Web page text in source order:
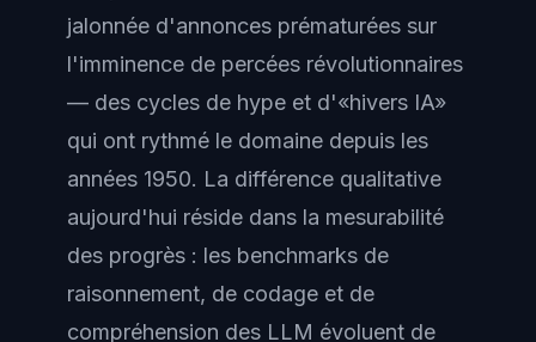
jalonnée d'annonces prématurées sur
l'imminence de percées révolutionnaires
— des cycles de hype et d'«hivers IA»
qui ont rythmé le domaine depuis les
années 1950. La différence qualitative
aujourd'hui réside dans la mesurabilité
des progrès : les benchmarks de
raisonnement, de codage et de
compréhension des LLM évoluent de